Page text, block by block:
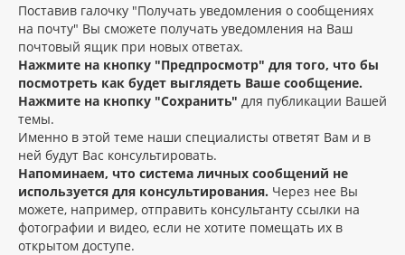
Поставив галочку "Получать уведомления о сообщениях
на почту" Вы сможете получать уведомления на Ваш
почтовый ящик при новых ответах.
Нажмите на кнопку "Предпросмотр" для того, что бы
посмотреть как будет выглядеть Ваше сообщение.
Нажмите на кнопку "Сохранить" для публикации Вашей
темы.
Именно в этой теме наши специалисты ответят Вам и в
ней будут Вас консультировать.
Напоминаем, что система личных сообщений не
используется для консультирования. Через нее Вы
можете, например, отправить консультанту ссылки на
фотографии и видео, если не хотите помещать их в
открытом доступе.